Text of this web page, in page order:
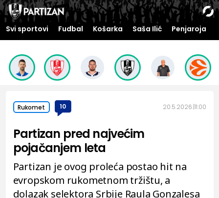
Svi sportovi Fudbal Košarka Saša Ilić Penjaroja
Rukomet 10 20.5.2026. 11:00
Partizan pred najvećim
pojačanjem leta
Partizan je ovog proleća postao hit na
evropskom rukometnom tržištu, a
dolazak selektora Srbije Raula Gonzalesa